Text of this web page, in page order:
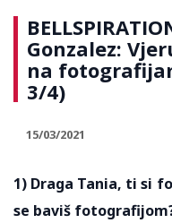
Gonzalez:
na
3/4)
15/03/2021
1) Draga Tania, ti si
se baviš